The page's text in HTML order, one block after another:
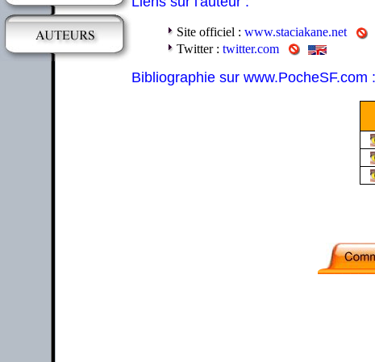
Site officiel : www.staciakane.net
Twitter : twitter.com
Bibliographie sur www.PocheSF.com :